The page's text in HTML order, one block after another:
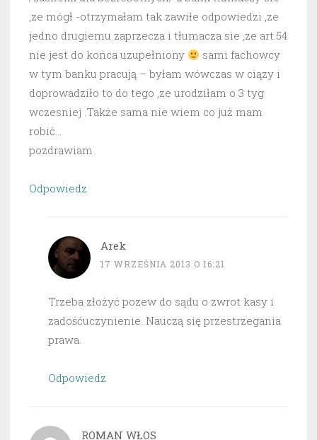
,ze mógł -otrzymałam tak zawiłe odpowiedzi ,ze
jedno drugiemu zaprzecza i tłumacza sie ,ze art.54
nie jest do końca uzupełniony
sami fachowcy
w tym banku pracują – byłam wówczas w ciązy i
doprowadziło to do tego ,ze urodziłam o 3 tyg
wczesniej .Także sama nie wiem co już mam
robić…
pozdrawiam
Odpowiedz
Arek
17 WRZEŚNIA 2013 O 16:21
Trzeba złożyć pozew do sądu o zwrot kasy i
zadośćuczynienie. Nauczą się przestrzegania
prawa.
Odpowiedz
ROMAN WŁOS